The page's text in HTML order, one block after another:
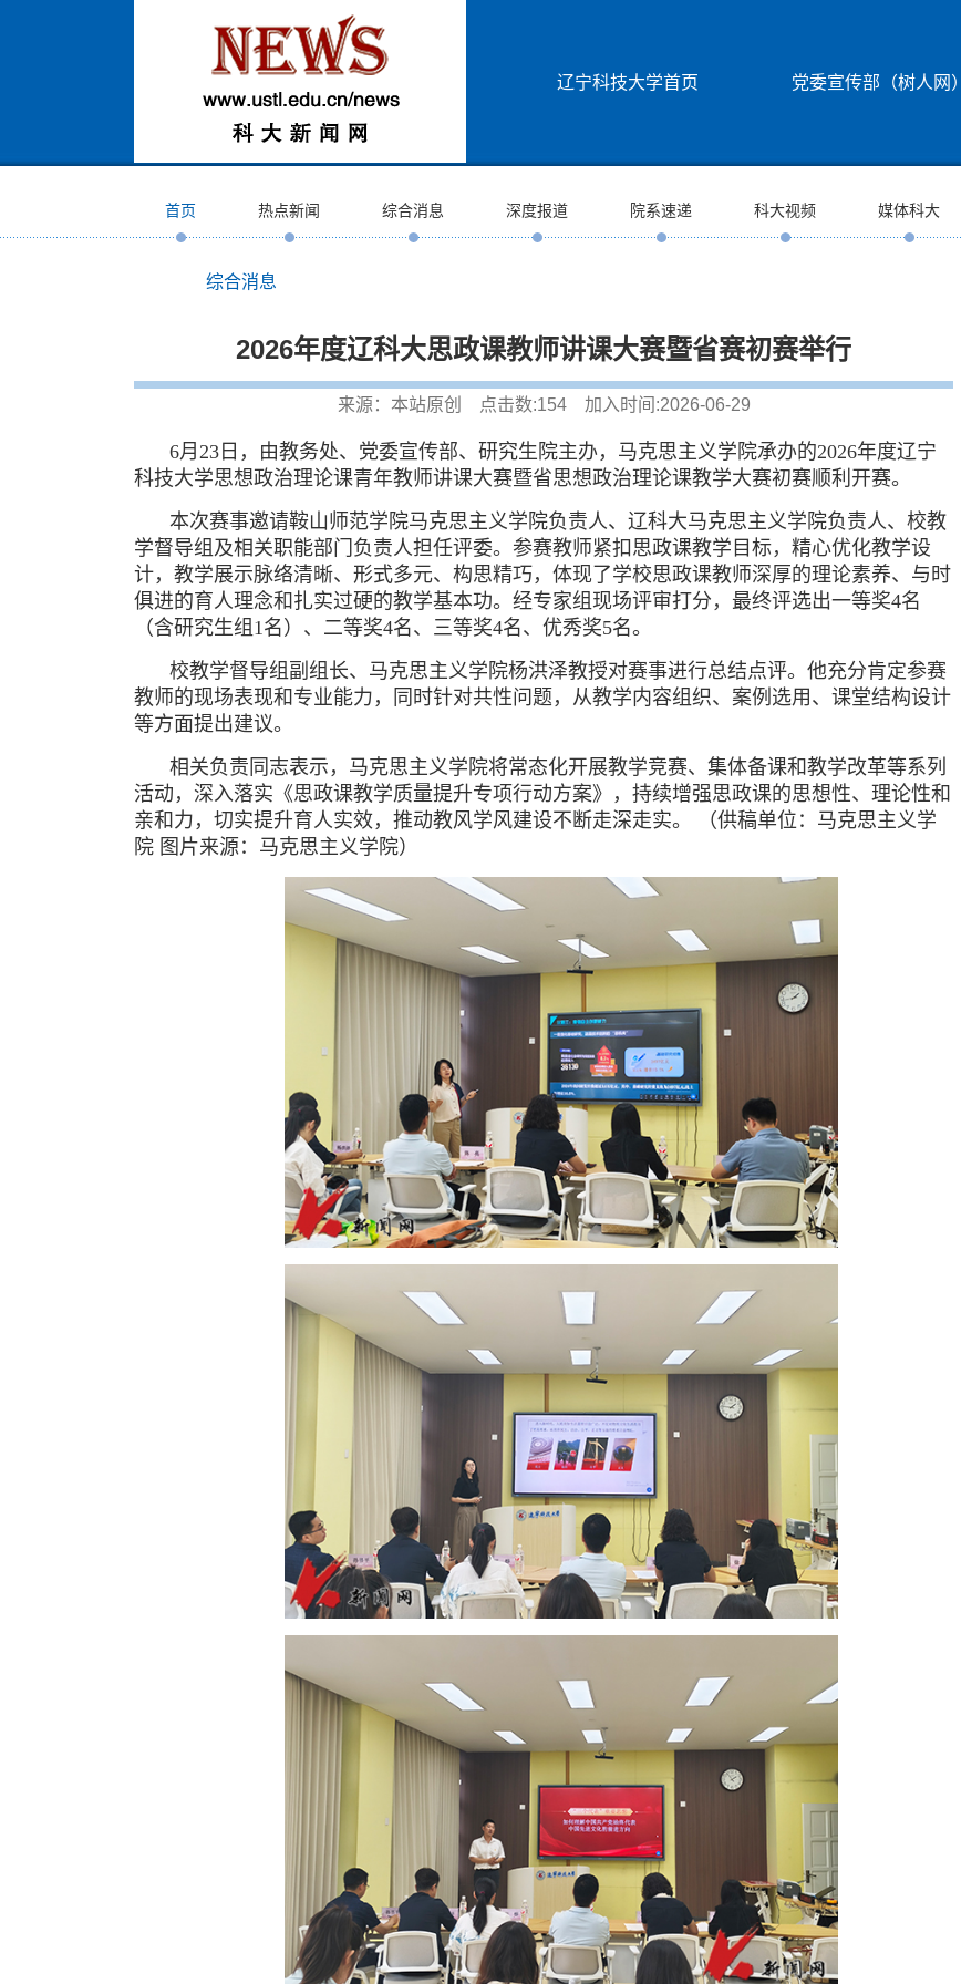
辽宁科技大学首页 党委宣传部（树人网）
首页 热点新闻 综合消息 深度报道 院系速递 科大视频 媒体科大
综合消息
2026年度辽科大思政课教师讲课大赛暨省赛初赛举行
来源：本站原创 点击数:154加入时间:2026-06-29
6月23日，由教务处、党委宣传部、研究生院主办，马克思主义学院承办的2026年度辽宁
科技大学思想政治理论课青年教师讲课大赛暨省思想政治理论课教学大赛初赛顺利开赛。
本次赛事邀请鞍山师范学院马克思主义学院负责人、辽科大马克思主义学院负责人、校教
学督导组及相关职能部门负责人担任评委。参赛教师紧扣思政课教学目标，精心优化教学设
计，教学展示脉络清晰、形式多元、构思精巧，体现了学校思政课教师深厚的理论素养、与时
俱进的育人理念和扎实过硬的教学基本功。经专家组现场评审打分，最终评选出一等奖4名
（含研究生组1名）、二等奖4名、三等奖4名、优秀奖5名。
校教学督导组副组长、马克思主义学院杨洪泽教授对赛事进行总结点评。他充分肯定参赛
教师的现场表现和专业能力，同时针对共性问题，从教学内容组织、案例选用、课堂结构设计
等方面提出建议。
相关负责同志表示，马克思主义学院将常态化开展教学竞赛、集体备课和教学改革等系列
活动，深入落实《思政课教学质量提升专项行动方案》，持续增强思政课的思想性、理论性和
亲和力，切实提升育人实效，推动教风学风建设不断走深走实。
（供稿单位：马克思主义学
院 图片来源：马克思主义学院）